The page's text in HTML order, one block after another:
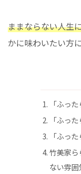
ままならない人生
かに味わいたい方
「ふっ
「ふっ
「ふっ
竹美家
ない雰囲